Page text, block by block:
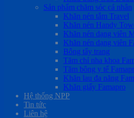
Sản phẩm chăm sóc cá nhân
Khăn nén tắm Travel
Khăn nén Handy
Khăn nén dạng viên
Khăn nén dạng viên
Bông tẩy trang
Tăm chỉ nha khoa
Tăm bông y tế
Khăn lau đa năng
Khăn giấy Famapro
Hệ thống NPP
Tin tức
Liên hệ